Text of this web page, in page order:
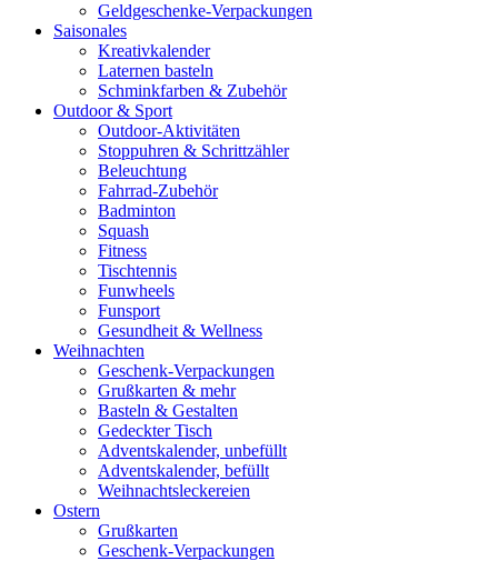
Geldgeschenke-Verpackungen
Saisonales
Kreativkalender
Laternen basteln
Schminkfarben & Zubehör
Outdoor & Sport
Outdoor-Aktivitäten
Stoppuhren & Schrittzähler
Beleuchtung
Fahrrad-Zubehör
Badminton
Squash
Fitness
Tischtennis
Funwheels
Funsport
Gesundheit & Wellness
Weihnachten
Geschenk-Verpackungen
Grußkarten & mehr
Basteln & Gestalten
Gedeckter Tisch
Adventskalender, unbefüllt
Adventskalender, befüllt
Weihnachtsleckereien
Ostern
Grußkarten
Geschenk-Verpackungen